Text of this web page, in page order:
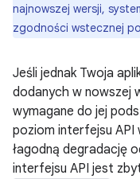
najnowszej wersji,
zgodności wstecznej
Jeśli jednak Twoja
dodanych w nowszej
wymagane do jej
poziom interfejsu API
łagodną degradację
interfejsu API jest